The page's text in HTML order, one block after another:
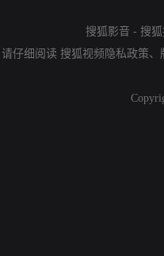
搜狐影音 - 搜
请仔细阅读 搜狐视频隐私政策、